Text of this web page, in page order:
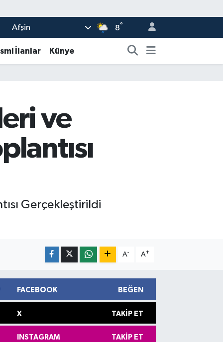
Afşin 8°
İlanlar Künye
ve
Gerçekleştirildi
A- A+
FACEBOOK BEĞEN
X TAKIP ET
INSTAGRAM TAKIP ET